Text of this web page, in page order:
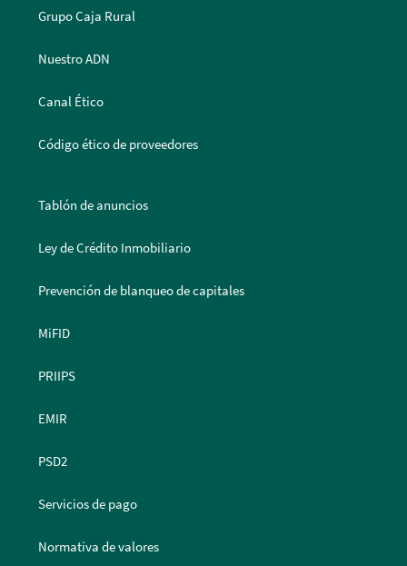
Grupo Caja Rural
Nuestro ADN
Canal Ético
Código ético de proveedores
Tablón de anuncios
Ley de Crédito Inmobiliario
Prevención de blanqueo de capitales
MiFID
PRIIPS
EMIR
PSD2
Servicios de pago
Normativa de valores